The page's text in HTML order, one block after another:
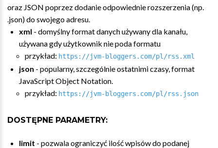
oraz JSON poprzez dodanie odpowiednie rozszerzenia (np.
.json) do swojego adresu.
xml - domyślny format danych używany dla kanału,
używana gdy użytkownik nie poda formatu
przykład: https://jvm-bloggers.com/pl/rss.xml
json - popularny, szczególnie ostatnimi czasy, format
JavaScript Object Notation.
przykład: https://jvm-bloggers.com/pl/rss.json
DOSTĘPNE PARAMETRY:
limit - pozwala ograniczyć ilość wpisów do podanej